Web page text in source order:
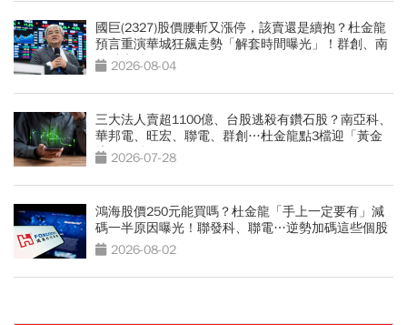
國巨(2327)股價腰斬又漲停，該賣還是續抱？杜金龍
預言重演華城狂飆走勢「解套時間曝光」！群創、南
亞科也點名
2026-08-04
三大法人賣超1100億、台股逃殺有鑽石股？南亞科、
華邦電、旺宏、聯電、群創…杜金龍點3檔迎「黃金
坑」買點
2026-07-28
鴻海股價250元能買嗎？杜金龍「手上一定要有」減
碼一半原因曝光！聯發科、聯電…逆勢加碼這些個股
2026-08-02